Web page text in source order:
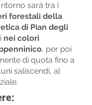
sarà tra i
forestali della
di Pian degli
nei colori
, per poi
di quota fino a
saliscendi, al